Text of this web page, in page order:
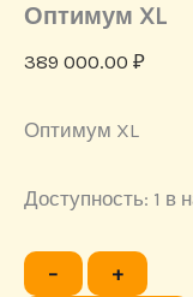
Оптимум XL
389 000.00 ₽
Оптимум XL
Доступность: 1 в
−
Количество
товара
+